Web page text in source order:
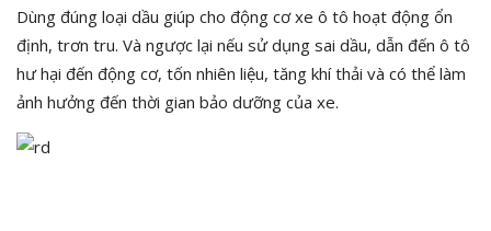
Dùng đúng loại dầu giúp cho động cơ xe ô tô hoạt động ổn
định, trơn tru. Và ngược lại nếu sử dụng sai dầu, dẫn đến ô tô
hư hại đến động cơ, tốn nhiên liệu, tăng khí thải và có thể làm
ảnh hưởng đến thời gian bảo dưỡng của xe.